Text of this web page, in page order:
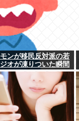
ンが移民反対派の若
オが凍りついた瞬間